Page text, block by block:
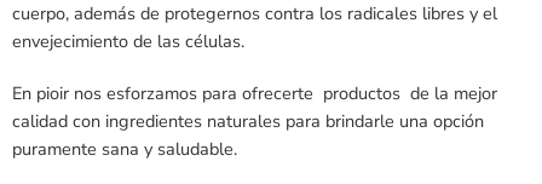
cuerpo, además de protegernos contra los radicales libres y el
envejecimiento de las células.
En pioir nos esforzamos para ofrecerte productos de la mejor
calidad con ingredientes naturales para brindarle una opción
puramente sana y saludable.